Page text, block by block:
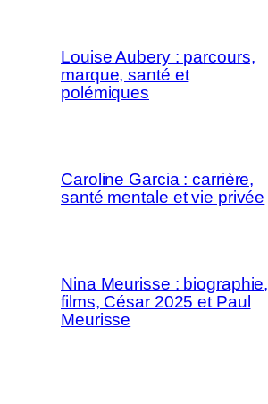
Louise Aubery : parcours,
marque, santé et
polémiques
Caroline Garcia : carrière,
santé mentale et vie privée
Nina Meurisse : biographie,
films, César 2025 et Paul
Meurisse